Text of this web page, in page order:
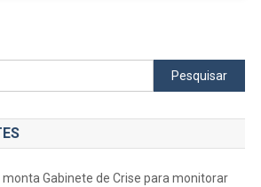
Pesquisar
por:
monta Gabinete de Crise para monitorar